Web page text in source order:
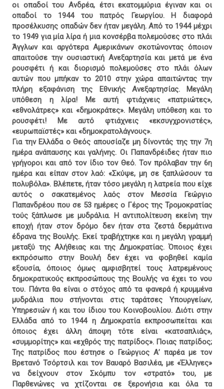
οι οπαδοί του Ανδρέα, έτσι εκατομμύρια έγιναν και οι
οπαδοί το 1944 του πατρός Γεωργίου. Η διαφορά
προσέλκυσης οπαδών δεν ήταν μεγάλη. Από το 1944 μέχρι
το 1949 για μία λίρα ή μια κονσέρβα πολεμούσες στο πλάι
Άγγλων και αργότερα Αμερικάνων σκοτώνοντας όποιον
απαιτούσε την ουσιαστική Ανεξαρτησία και μετά με ένα
ρουσφέτι ή και διορισμό πολεμούσες στο πλάι όλων
αυτών που μπήκαν το 2010 στην χώρα απαιτώντας την
πλήρη εξαφάνιση της Εθνικής Ανεξαρτησίας. Μεγάλη
υπόθεση η λίρα! Με αυτή φτιάχνεις «πατριώτες»,
«εθνολάτρες» και «δημοκράτες». Μεγάλη υπόθεση και το
ρουσφέτι! Με αυτό φτιάχνεις «εκσυγχρονιστές»,
«ευρωπαϊστές» και «δημοκρατολάγνους».
Για την Ελλάδα ο Θεός απουσίαζε μη δίνοντάς της την 7η
ημέρα ανάπαυσης και γαλήνης. Οι Παπανδρέιδες ήταν πιο
γρήγοροι και από τον ίδιο τον Θεό. Τον πρόλαβαν την 6η
ημέρα και είπαν στον λαό: «Σκύψε, μη σε ξαπλώσουν τα
πολυβόλα». Βλέπετε, ήταν τόσο μεγάλη η λατρεία που είχε
αυτός ο σακατεμένος λαός στον Μεσσία Γεώργιο
Παπανδρέου που σε 53 ημέρες ο Γέρος της Τρομοκρατίας
τούς ξάπλωσε με μυδράλια. Η αντιπολίτευση εκείνη την
εποχή ήταν στον δρόμο δεν ήταν στα ζεστά δερμάτινα
έδρανα της Βουλής. Εκεί τραβήχτηκε και η μεγάλη γραμμή
μεταξύ της Αλήθειας και της Δημοκρατίας. Όποιος έχει
εκπρόσωπο στην Βουλή δεν έχει να φοβηθεί καμία
εξουσία, όποιος όμως αμφισβητεί τους λατρεμένους
δημοκρατικούς εκπροσώπους της Βουλής να έχει το νου
του. Πάντα θα είναι ο στόχος από τα φανερά ή κρυμμένα
μυδράλια που στήνονται στις ταράτσες Υπουργείων,
Υπηρεσιών ή και του ίδιου του Κοινοβουλίου. Διότι στην
Ελλάδα από το 1944 η Δημοκρατία εκπροσωπείται και
όποιος έχει άλλη άποψη τότε είναι «κατσαπλιάς»,
«συμμορίτης» και «εχθρός της πατρίδος». Ποιας πατρίδος;
Της πατρίδος που έστησε ο Γεώργιος Α’ παρέα με τον
Βρετανό Τσόρτσιλ και τον Βαυαρό Βασιλέα, με «Έλληνες»
να δείχνουν στον Σκόμπυ τον «στρατό» του, με
Παρθενώνες να χτίζονται σε ξερονήσια και όλα τα